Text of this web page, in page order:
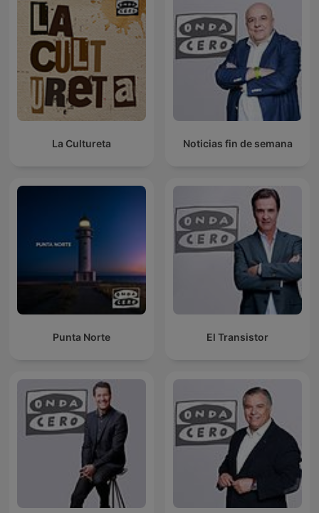
La Cultureta Noticias fin de semana
Punta Norte El Transistor